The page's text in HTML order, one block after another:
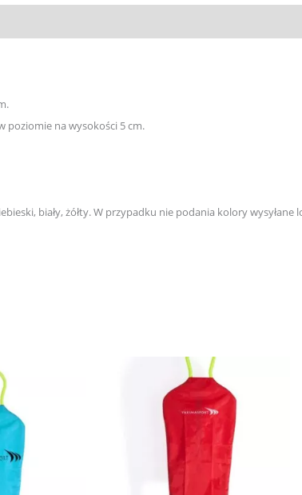
poziomie na wysokości 5 cm.
biały, żółty. W przypadku nie podania kolory wysyłane